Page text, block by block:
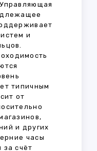
и
типичным
от
и других
часы
счёт